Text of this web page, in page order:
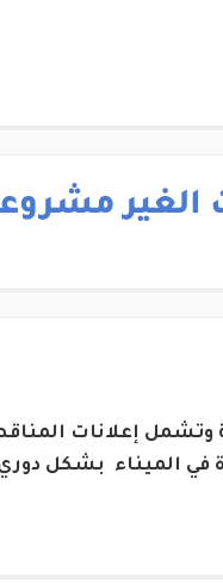
الغير
وتشمل إعلانات
في الميناء بشكل